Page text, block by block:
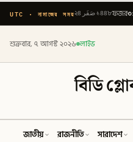
UTC · নামাজের সময় ২৪ صَفَر ১৪৪৮ফজর
শুক্রবার, ৭ আগস্ট ২০২৬ লাইভ
বিডি
জাতীয় রাজনীতি সারাদেশ